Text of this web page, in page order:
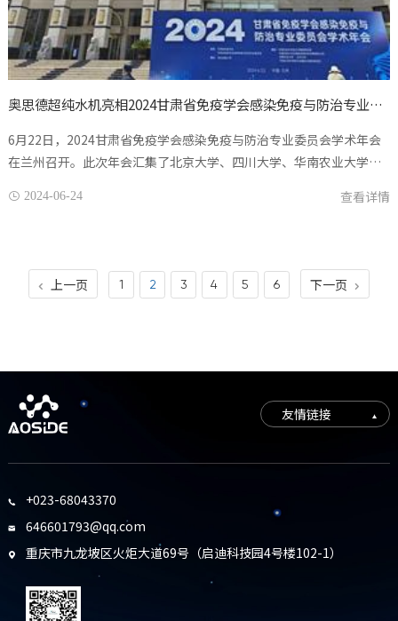
奥思德超纯水机亮相2024甘肃省免疫学会感染免疫与防治专业委员会学术年会
6月22日，2024甘肃省免疫学会感染免疫与防治专业委员会学术年会
在兰州召开。此次年会汇集了北京大学、四川大学、华南农业大学等
机制与预防制品的创新...
 2024-06-24 查看详情
 上一页 1 2 3 4 5 6 下一页 
友情链接
 +023-68043370
 646601793@qq.com
 重庆市九龙坡区火炬大道69号（启迪科技园4号楼102-1）